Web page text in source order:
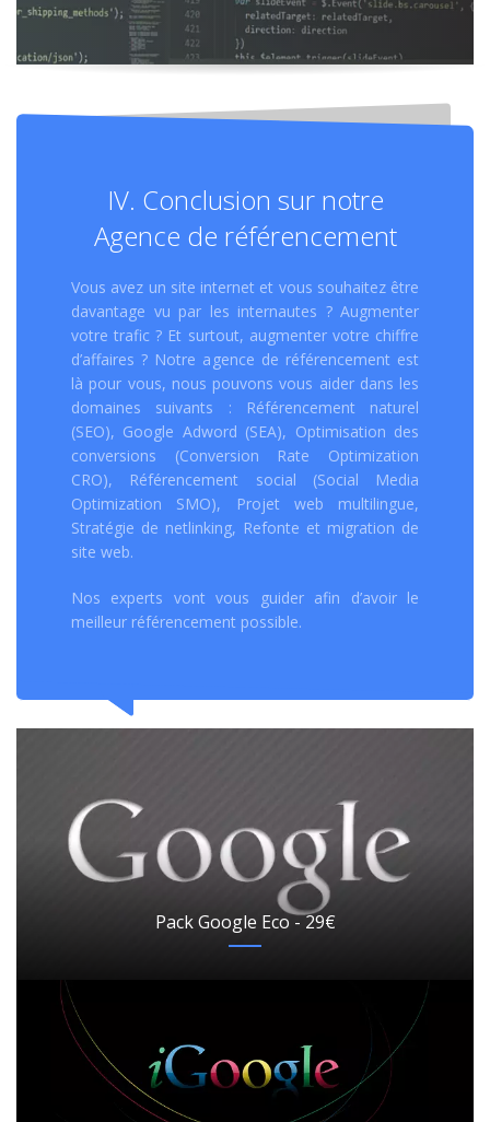
IV. Conclusion sur notre
Agence de référencement
Vous avez un site internet et vous souhaitez être
davantage vu par les internautes ? Augmenter
votre trafic ? Et surtout, augmenter votre chiffre
d’affaires ? Notre agence de référencement est
là pour vous, nous pouvons vous aider dans les
domaines suivants : Référencement naturel
(SEO), Google Adword (SEA), Optimisation des
conversions (Conversion Rate Optimization
CRO), Référencement social (Social Media
Optimization SMO), Projet web multilingue,
Stratégie de netlinking, Refonte et migration de
site web.
Nos experts vont vous guider afin d’avoir le
meilleur référencement possible.
Pack Google Eco - 29€